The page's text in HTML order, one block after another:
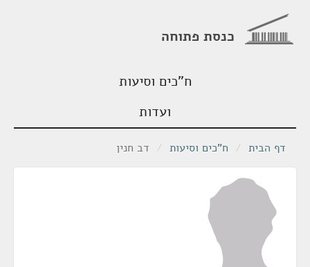
כנסת פתוחה
ח"כים וסיעות
ועדות
דף הבית / ח"כים וסיעות / דב חנין